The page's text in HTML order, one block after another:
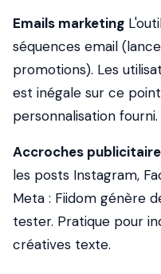
Emails marketing
séquences email
promotions). Les
est inégale sur ce
personnalisation fourni.
Accroches
les posts Instagram,
Meta : Fiidom génère
tester. Pratique pour
créatives texte.